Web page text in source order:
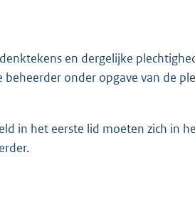
en dergelijke
onder opgave van de
in het eerste lid moeten zich in